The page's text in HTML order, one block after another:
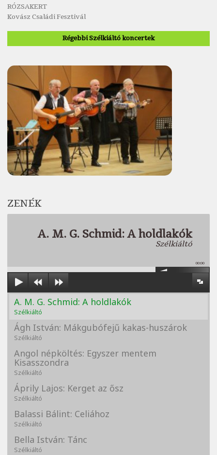
RÓZSAKERT
Kovász Családi Fesztivál
Régebbi Szélkiáltó koncertek
ZENÉK
A. M. G. Schmid: A holdlakók
Szélkiáltó
00:00
A. M. G. Schmid: A holdlakók
Szélkiáltó
Ágh István: Mákgubófejű kakas-huszárok
Szélkiáltó
Angol népköltés: Egyszer mentem
Kisasszondra
Szélkiáltó
Áprily Lajos: Kerget az ősz
Szélkiáltó
Balassi Bálint: Celiához
Szélkiáltó
Bella István: Tánc
Szélkiáltó